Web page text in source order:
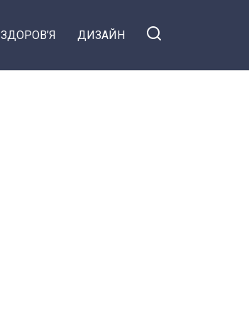
ЗДОРОВ’Я ДИЗАЙН